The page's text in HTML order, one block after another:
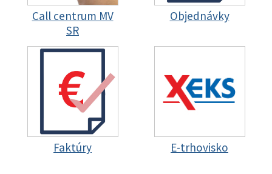
Call centrum MV
SR
Objednávky
Faktúry E-trhovisko